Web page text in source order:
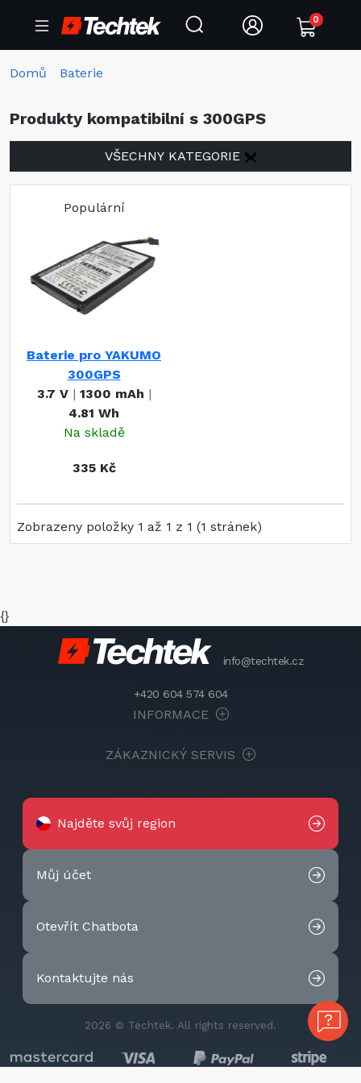
0
Domů Baterie
Produkty kompatibilní s 300GPS
VŠECHNY KATEGORIE
Populární
Baterie pro YAKUMO
300GPS
3.7 V | 1300 mAh |
4.81 Wh
Na skladě
335 Kč
Zobrazeny položky 1 až 1 z 1 (1 stránek)
{}
info@techtek.cz
+420 604 574 604
INFORMACE
ZÁKAZNICKÝ SERVIS
Najděte svůj region
Můj účet
Otevřít Chatbota
Kontaktujte nás
2026 © Techtek. All rights reserved.